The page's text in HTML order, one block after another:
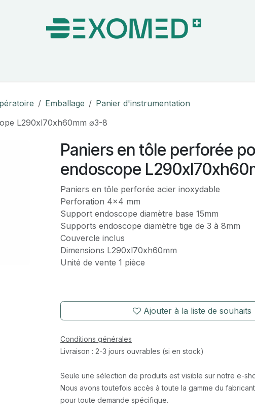
Emballage
Panier d'instrumentation
L290xl70xh60mm ⌀3-8
Paniers en tôle perforée
endoscope
Paniers en tôle perforée acier inoxydable
Perforation 4x4 mm
Support endoscope diamètre base 15mm
Supports endoscope diamètre tige de 3 à 8mm
Couvercle inclus
Dimensions L290xl70xh60mm
Unité de vente 1 pièce
Ajouter à la liste de souhaits
Conditions générales
Livraison : 2-3 jours ouvrables (si en stock)
Seule une sélection de produits est visible sur notre e-
Nous avons toutefois accès à toute la gamme du
pour toute demande spécifique.